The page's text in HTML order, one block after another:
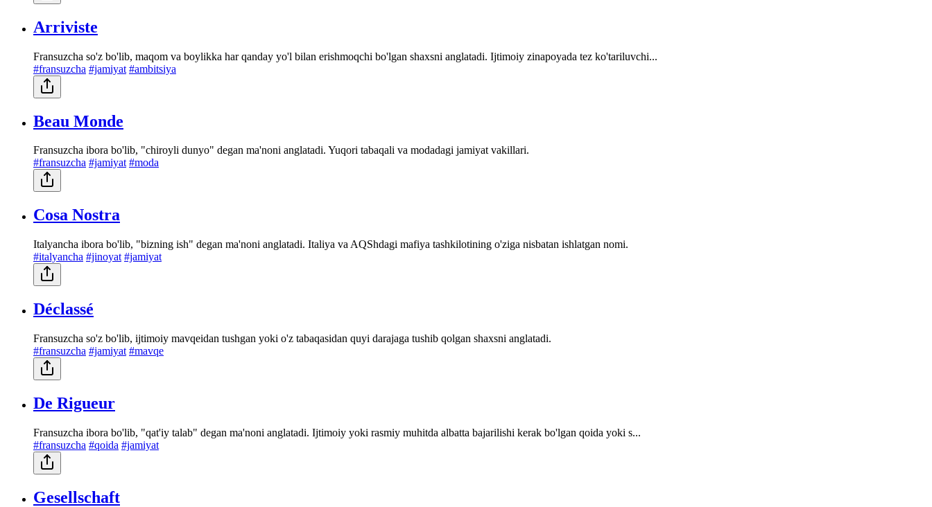
Arriviste
Fransuzcha so'z bo'lib, maqom va boylikka har qanday yo'l bilan erishmoqchi bo'lgan shaxsni anglatadi. Ijtimoiy zinapoyada tez ko'tariluvchi...
#fransuzcha #jamiyat #ambitsiya
Beau Monde
Fransuzcha ibora bo'lib, "chiroyli dunyo" degan ma'noni anglatadi. Yuqori tabaqali va modadagi jamiyat vakillari.
#fransuzcha #jamiyat #moda
Cosa Nostra
Italyancha ibora bo'lib, "bizning ish" degan ma'noni anglatadi. Italiya va AQShdagi mafiya tashkilotining o'ziga nisbatan ishlatgan nomi.
#italyancha #jinoyat #jamiyat
Déclassé
Fransuzcha so'z bo'lib, ijtimoiy mavqeidan tushgan yoki o'z tabaqasidan quyi darajaga tushib qolgan shaxsni anglatadi.
#fransuzcha #jamiyat #mavqe
De Rigueur
Fransuzcha ibora bo'lib, "qat'iy talab" degan ma'noni anglatadi. Ijtimoiy yoki rasmiy muhitda albatta bajarilishi kerak bo'lgan qoida yoki s...
#fransuzcha #qoida #jamiyat
Gesellschaft